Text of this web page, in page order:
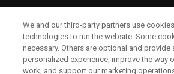
RECHTLICHES-
We and our third-party partners use
technologies to run the website. Some
necessary. Others are optional and provide
personalized experience, improve the way
work, and support our marketing